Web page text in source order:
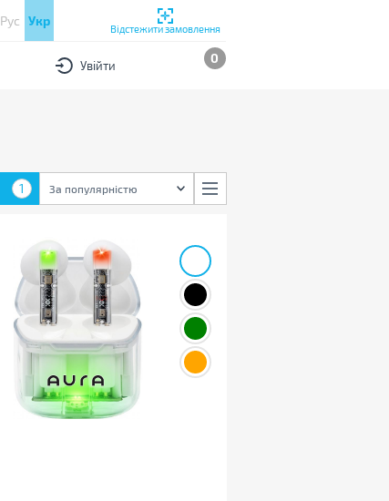
Рус Укр
Відстежити замовлення
Увійти 0
1 За популярністю